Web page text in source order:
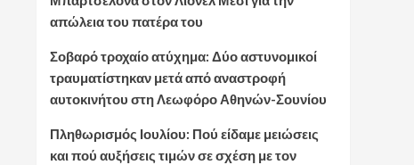
απώλεια του πατέρα του
Σοβαρό τροχαίο ατύχημα: Δύο αστυνομικοί
τραυματίστηκαν μετά από αναστροφή
αυτοκινήτου στη Λεωφόρο Αθηνών-Σουνίου
Πληθωρισμός Ιουλίου: Πού είδαμε μειώσεις
και πού αυξήσεις τιμών σε σχέση με τον